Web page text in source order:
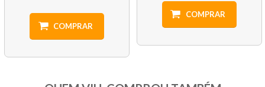
COMPRAR
COMPRAR